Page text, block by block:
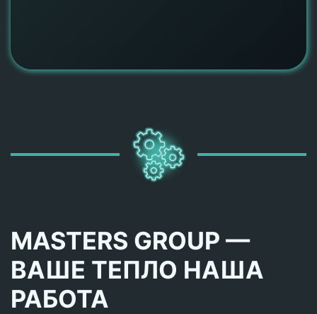
MASTERS GROUP —
ВАШЕ ТЕПЛО НАША
РАБОТА